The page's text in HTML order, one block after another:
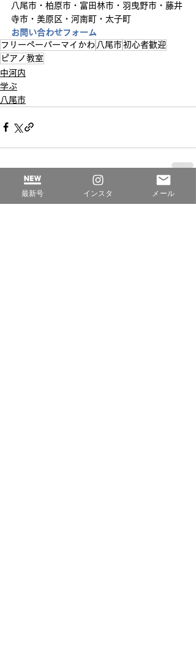
八尾市・柏原市・富田林市・羽曳野市・藤井
寺市・美原区・河南町・太子町
お問い合わせフォーム
フリーペーパーマイかわ 八尾市初心者歓迎
ピアノ教室
中河内
学ぶ
八尾市
最新記事 すべて表示
最新号 インスタ メール